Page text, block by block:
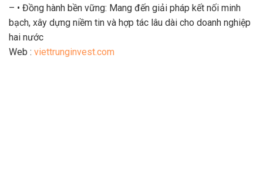
– • Đồng hành bền vững: Mang đến giải pháp kết nối minh
bạch, xây dựng niềm tin và hợp tác lâu dài cho doanh nghiệp
hai nước
Web : viettrunginvest.com